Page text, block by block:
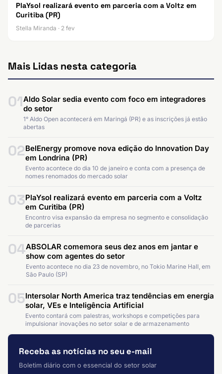
PlaYsol realizará evento em parceria com a Voltz em
Curitiba (PR)
Stella Miranda · 2 fev
Mais Lidas nesta categoria
01Aldo Solar sedia evento com foco em integradores
do setor
1° Aldo Open acontecerá em Maringá (PR) e as inscrições já estão
abertas
02BelEnergy promove nova edição do Innovation Day
em Londrina (PR)
Evento acontece do dia 10 de janeiro e conta com a presença de
nomes renomados do mercado solar
03PlaYsol realizará evento em parceria com a Voltz
em Curitiba (PR)
Encontro visa expansão da empresa no segmento e consolidação
de parcerias
04ABSOLAR comemora seus dez anos em jantar e
show com agentes do setor
Evento acontece no dia 23 de novembro, no Tokio Marine Hall, em
São Paulo (SP)
05Intersolar North America traz tendências em energia
solar, VEs e Inteligência Artificial
Evento contará com palestras, workshops e competições para
impulsionar inovações no setor solar e de armazenamento
Receba as notícias no seu e-mail
Boletim diário com o essencial do setor solar